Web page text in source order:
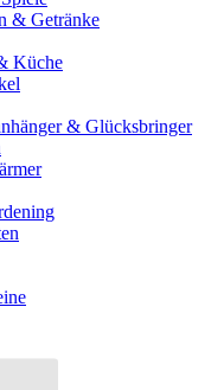
& Getränke
Küche
& Glücksbringer